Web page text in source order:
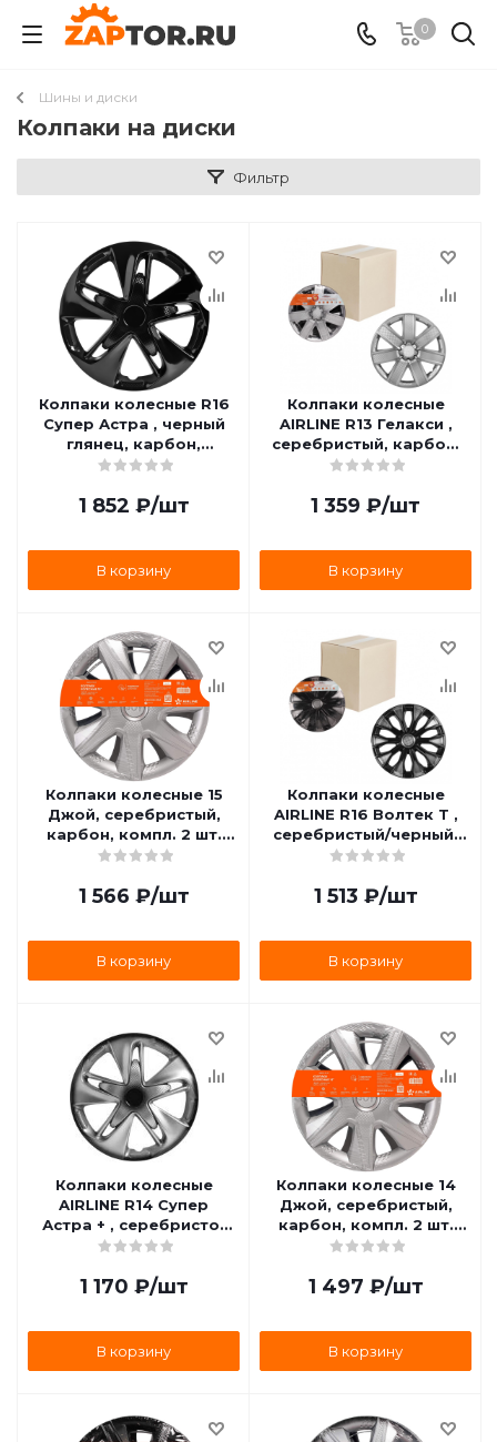
0
Шины и диски
Колпаки на диски
Фильтр
Колпаки колесные R16
Супер Астра , черный
глянец, карбон,
комплект 2шт. AIRLINE
1 852 ₽/шт
В корзину
Колпаки колесные
AIRLINE R13 Гелакси ,
серебристый, карбон,
комплект 2 шт. AWCC-
1 359 ₽/шт
В корзину
Колпаки колесные 15
Джой, серебристый,
карбон, компл. 2 шт.
(AWCC-15-31) AIRLINE
1 566 ₽/шт
В корзину
Колпаки колесные
AIRLINE R16 Волтек Т ,
серебристый/черный,
карбон, комплект 2 шт.
1 513 ₽/шт
В корзину
Колпаки колесные
AIRLINE R14 Супер
Астра + , серебристо-
черный, карбон,
14-25
1 170 ₽/шт
В корзину
Колпаки колесные 14
Джой, серебристый,
карбон, компл. 2 шт.
(AWCC-14-31) AIRLINE
1 497 ₽/шт
В корзину